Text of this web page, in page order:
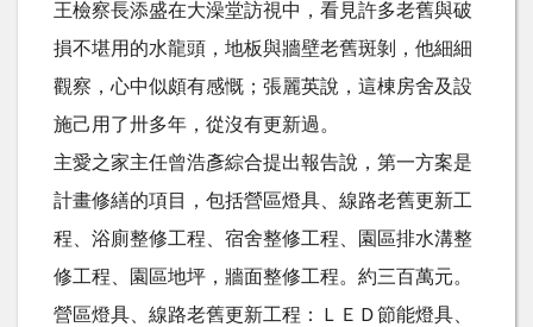
王檢察長添盛在大澡堂訪視中，看見許多老舊與破
損不堪用的水龍頭，地板與牆壁老舊斑剝，他細細
觀察，心中似頗有感慨；張麗英說，這棟房舍及設
施己用了卅多年，從沒有更新過。
主愛之家主任曾浩彥綜合提出報告說，第一方案是
計畫修繕的項目，包括營區燈具、線路老舊更新工
程、浴廁整修工程、宿舍整修工程、園區排水溝整
修工程、園區地坪，牆面整修工程。約三百萬元。
營區燈具、線路老舊更新工程：ＬＥＤ節能燈具、